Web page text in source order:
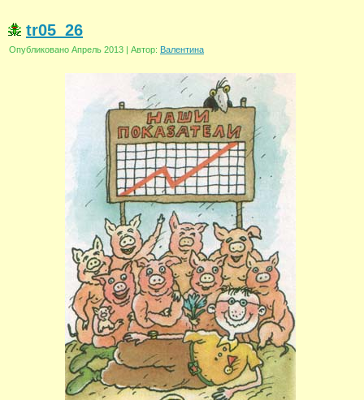
tr05_26
Опубликовано Апрель 2013 | Автор: Валентина